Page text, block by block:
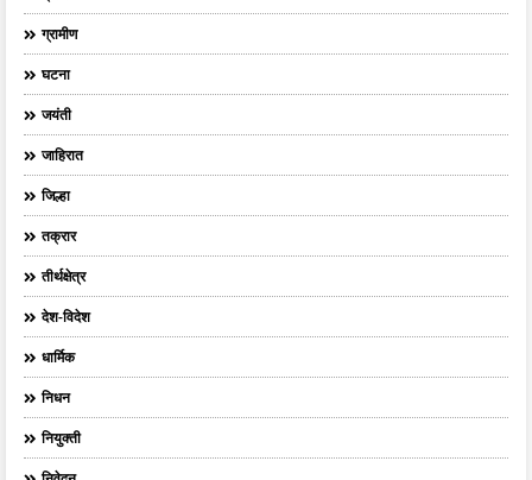
ग्रामीण
घटना
जयंती
जाहिरात
जिल्हा
तक्रार
तीर्थक्षेत्र
देश-विदेश
धार्मिक
निधन
नियुक्ती